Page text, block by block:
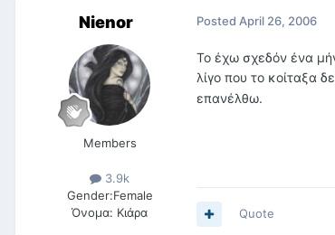
Nienor
Members
3.9k
Gender:Female
Όνομα: Κιάρα
Posted April 26, 2006
Το έχω σχεδόν ένα
λίγο που το κοίταξα
επανέλθω.
Quote